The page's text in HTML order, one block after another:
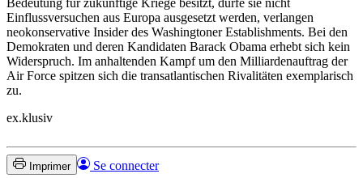
Einflussversuchen aus Europa ausgesetzt werden, verlangen
neokonservative Insider des Washingtoner Establishments. Bei den
Demokraten und deren Kandidaten Barack Obama erhebt sich kein
Widerspruch. Im anhaltenden Kampf um den Milliardenauftrag der
Air Force spitzen sich die transatlantischen Rivalitäten exemplarisch
zu.
ex.klusiv
Imprimer Se connecter